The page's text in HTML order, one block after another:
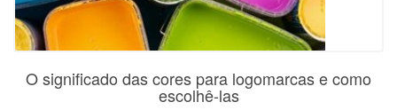
O significado das cores para logomarcas e como
escolhê-las